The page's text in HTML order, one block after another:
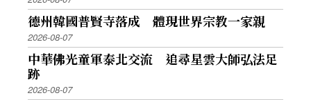
德州韓國普賢寺落成 體現世界宗教一家親
2026-08-07
中華佛光童軍泰北交流 追尋星雲大師弘法足
跡
2026-08-07